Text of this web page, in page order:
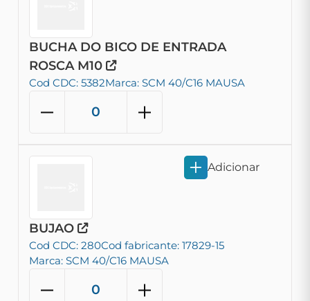
BUCHA DO BICO DE ENTRADA
ROSCA M10
Cod CDC: 5382Marca: SCM 40/C16 MAUSA
BUJAO
Cod CDC: 280Cod fabricante: 17829-15
Marca: SCM 40/C16 MAUSA
Adicionar